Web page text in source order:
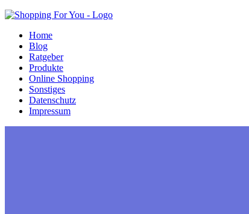
Home
Blog
Ratgeber
Produkte
Online Shopping
Sonstiges
Datenschutz
Impressum